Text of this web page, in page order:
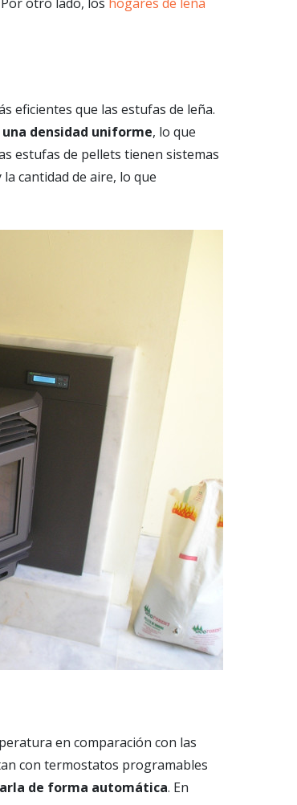
eficientes que las estufas de leña.
densidad uniforme, lo que
estufas de pellets tienen sistemas
cantidad de aire, lo que
en comparación con las
con termostatos programables
de forma automática. En